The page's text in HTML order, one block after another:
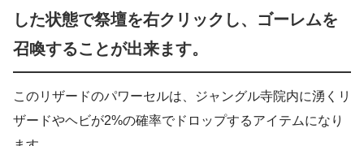
した状態で祭壇を右クリックし、ゴーレムを
召喚することが出来ます。
このリザードのパワーセルは、ジャングル寺院内に湧くリ
ザードやヘビが2%の確率でドロップするアイテムになり